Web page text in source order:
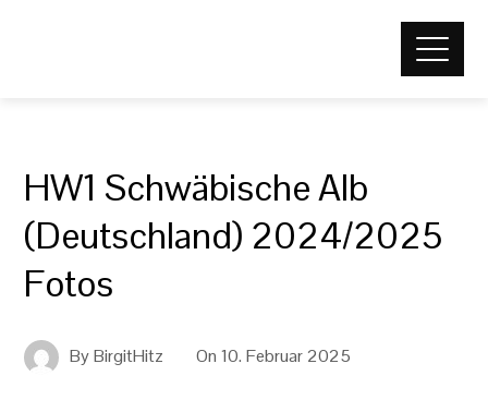
HW1 Schwäbische Alb
(Deutschland) 2024/2025
Fotos
ByBirgitHitz On10. Februar 2025